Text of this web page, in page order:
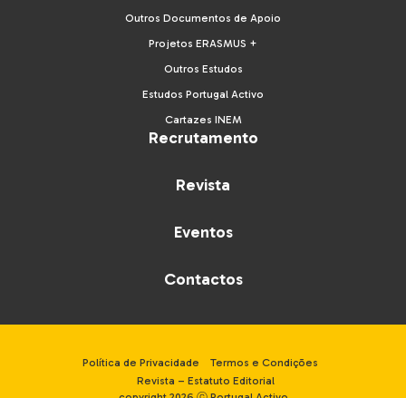
Outros Documentos de Apoio
Projetos ERASMUS +
Outros Estudos
Estudos Portugal Activo
Cartazes INEM
Recrutamento
Revista
Eventos
Contactos
Política de Privacidade
Termos e Condições
Revista – Estatuto Editorial